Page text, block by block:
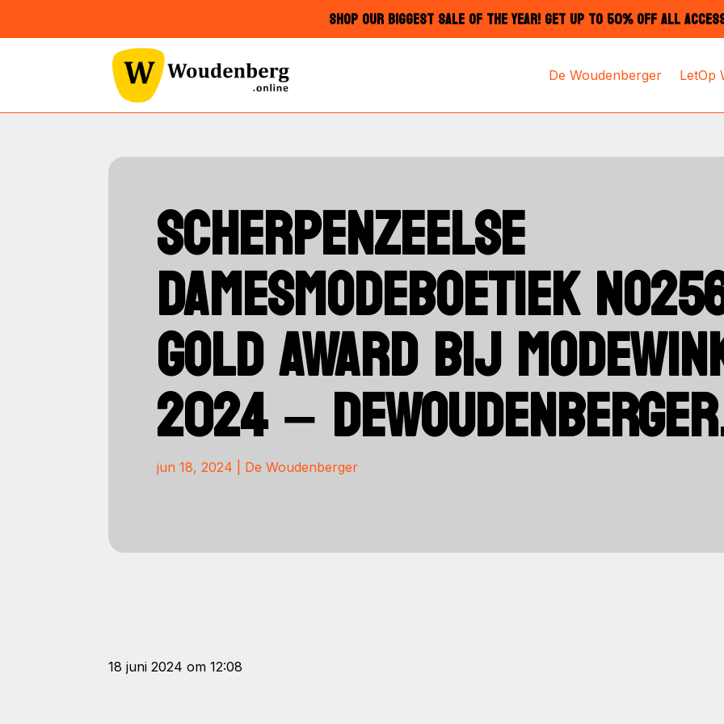
SHOP OUR BIGGEST SALE OF THE YEAR! GET UP TO 50% OFF ALL
De Woudenberger LetOp
SCHERPENZEELSE
DAMESMODEBOETIEK
GOLD AWARD BIJ
2024 –
jun 18, 2024 De Woudenberger
18 juni 2024 om 12:08